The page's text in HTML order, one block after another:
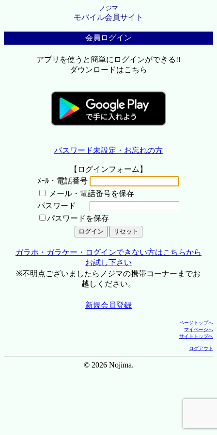
ノジマ
モバイル会員サイト
会員ログイン
アプリを使うと簡単にログインができる!!
ダウンロードはこちら
パスワード未設定・お忘れの方
【ログインフォーム】
ﾒｰﾙ・電話番号
メール・電話番号を保存
パスワード
パスワードを保存
ガラホ・ガラケー・ログインできない方はこちらから
お試し下さい
※不明点ございましたらノジマの携帯コーナーまでお
越しください。
新規会員登録
ページトップへ
マイページへ
サイトトップへ
ログアウト
© 2026 Nojima.